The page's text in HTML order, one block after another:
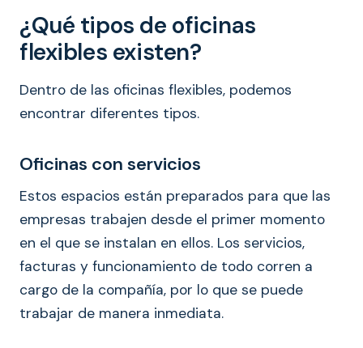
¿Qué tipos de oficinas
flexibles existen?
Dentro de las oficinas flexibles, podemos
encontrar diferentes tipos.
Oficinas con servicios
Estos espacios están preparados para que las
empresas trabajen desde el primer momento
en el que se instalan en ellos. Los servicios,
facturas y funcionamiento de todo corren a
cargo de la compañía, por lo que se puede
trabajar de manera inmediata.